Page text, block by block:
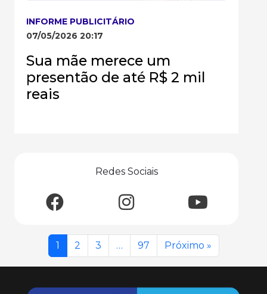
INFORME PUBLICITÁRIO
07/05/2026 20:17
Sua mãe merece um
presentão de até R$ 2 mil
reais
Redes Sociais
1 2 3 … 97 Próximo »